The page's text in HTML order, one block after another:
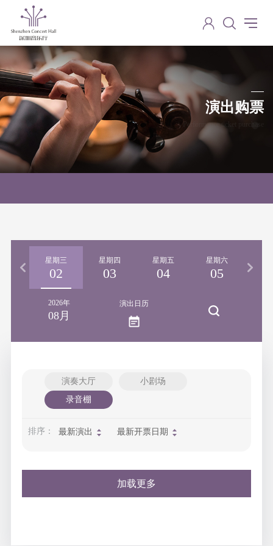
演出购票
Performance ticket purchase
星期三
02
星期四
03
星期五
04
星期六
05
2026年
08月
演出日历
演奏大厅
小剧场
录音棚
排序： 最新演出 最新开票日期
加载更多